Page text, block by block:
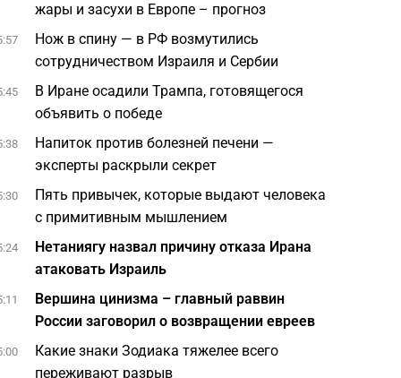
жары и засухи в Европе – прогноз
Нож в спину — в РФ возмутились
сотрудничеством Израиля и Сербии
В Иране осадили Трампа, готовящегося
объявить о победе
Напиток против болезней печени —
эксперты раскрыли секрет
Пять привычек, которые выдают человека
с примитивным мышлением
Нетаниягу назвал причину отказа Ирана
атаковать Израиль
Вершина цинизма – главный раввин
России заговорил о возвращении евреев
Какие знаки Зодиака тяжелее всего
переживают разрыв